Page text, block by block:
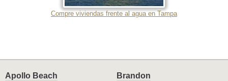
Compre viviendas frente al agua en Tampa
Apollo Beach Brandon